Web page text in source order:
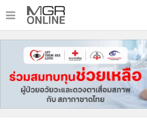
หน้าหลัก
ทันเหตุการณ์
• ภาคใต้